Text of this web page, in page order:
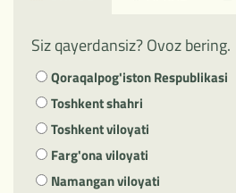
Siz qayerdansiz? Ovoz bering.
Qoraqalpog'iston Respublikasi
Toshkent shahri
Toshkent viloyati
Farg'ona viloyati
Namangan viloyati